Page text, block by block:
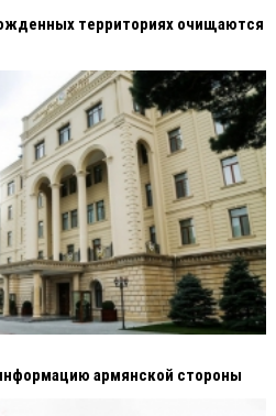
территориях очищаются
армянской стороны